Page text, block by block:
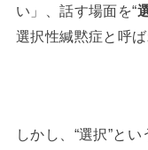
い」、話す場面を“
選択性緘黙症と呼
しかし、“選択”と